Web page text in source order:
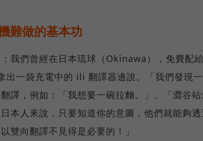
難做的基本功
我們曾經在日本琉球（Okinawa），免費配
出一袋充電中的 ili 翻譯器邊說。「我們發現
譯，例如：「我想要一碗拉麵。」、「澀谷
本人來說，只要知道你的意圖，他們就能夠
雙向翻譯不見得是必要的！」